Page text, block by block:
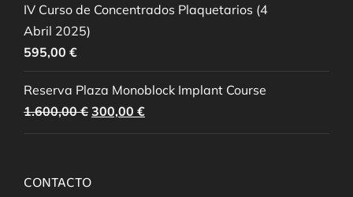
IV Curso de Concentrados Plaquetarios (4
Abril 2025)
595,00 €
Reserva Plaza Monoblock Implant Course
1.600,00€ El
precio
300,00 €
precio
CONTACTO